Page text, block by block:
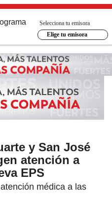
Selecciona tu emisora
Elige tu emisora
y San José
atención a
EPS
médica a las